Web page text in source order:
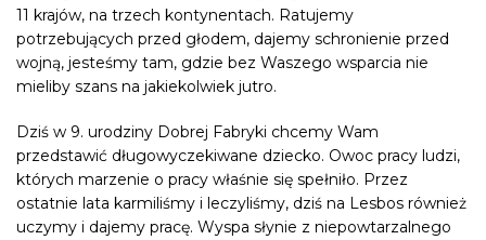
11 krajów, na trzech kontynentach. Ratujemy
potrzebujących przed głodem, dajemy schronienie przed
wojną, jesteśmy tam, gdzie bez Waszego wsparcia nie
mieliby szans na jakiekolwiek jutro.
Dziś w 9. urodziny Dobrej Fabryki chcemy Wam
przedstawić długowyczekiwane dziecko. Owoc pracy ludzi,
których marzenie o pracy właśnie się spełniło. Przez
ostatnie lata karmiliśmy i leczyliśmy, dziś na Lesbos również
uczymy i dajemy pracę. Wyspa słynie z niepowtarzalnego